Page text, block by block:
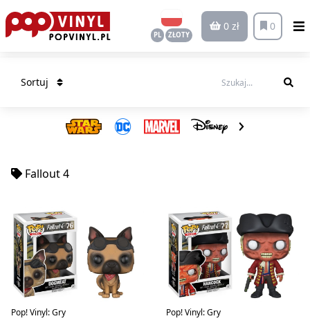
PL ZŁOTY
0 zł 0
Sortuj
Fallout 4
Pop! Vinyl: Gry Pop! Vinyl: Gry